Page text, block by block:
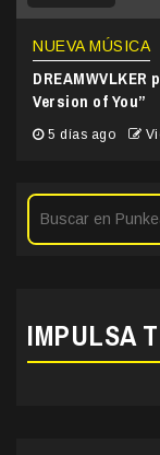
NUEVA MÚSICA
Version of You”
5 días ago
IMPULSA